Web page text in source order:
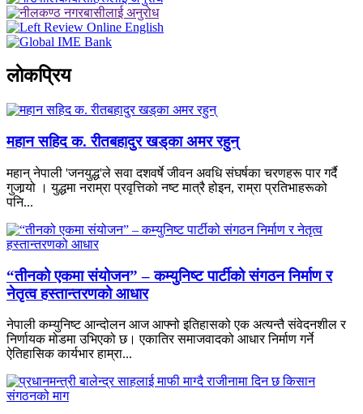
लाेकप्रिय
महान सहिद क. रीतबहादुर खड्‌का अमर रहुन्
महान् नेपाली 'जनयुद्ध'ले सवा दशवर्षे जीवन अवधि संघर्षका चरणहरू पार गर्दै
गुजार्‍यो । युद्धमा नराम्रा प्रवृत्तिको नष्ट मात्रै होइन, राम्रा प्रतिभाहरूको
पनि...
“तीनको एकमा संयोजन” – कम्युनिष्ट पार्टीको संगठन निर्माण र
नेतृत्व हस्तान्तरणको आधार
नेपाली कम्युनिष्ट आन्दोलन आज आफ्नो इतिहासको एक अत्यन्तै संवेदनशील र
निर्णायक मोडमा उभिएको छ। एकातिर समाजवादको आधार निर्माण गर्ने
ऐतिहासिक कार्यभार हाम्रा...